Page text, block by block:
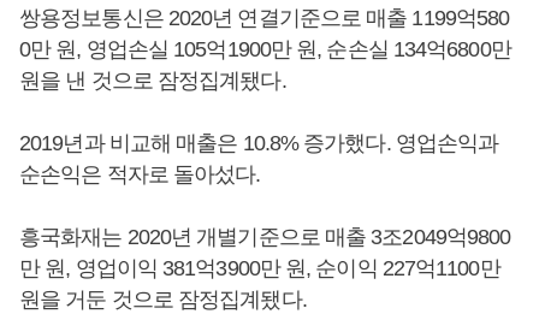
쌍용정보통신은 2020년 연결기준으로 매출 1199억580
0만 원, 영업손실 105억1900만 원, 순손실 134억6800만
원을 낸 것으로 잠정집계됐다.
2019년과 비교해 매출은 10.8% 증가했다. 영업손익과
순손익은 적자로 돌아섰다.
흥국화재는 2020년 개별기준으로 매출 3조2049억9800
만 원, 영업이익 381억3900만 원, 순이익 227억1100만
원을 거둔 것으로 잠정집계됐다.